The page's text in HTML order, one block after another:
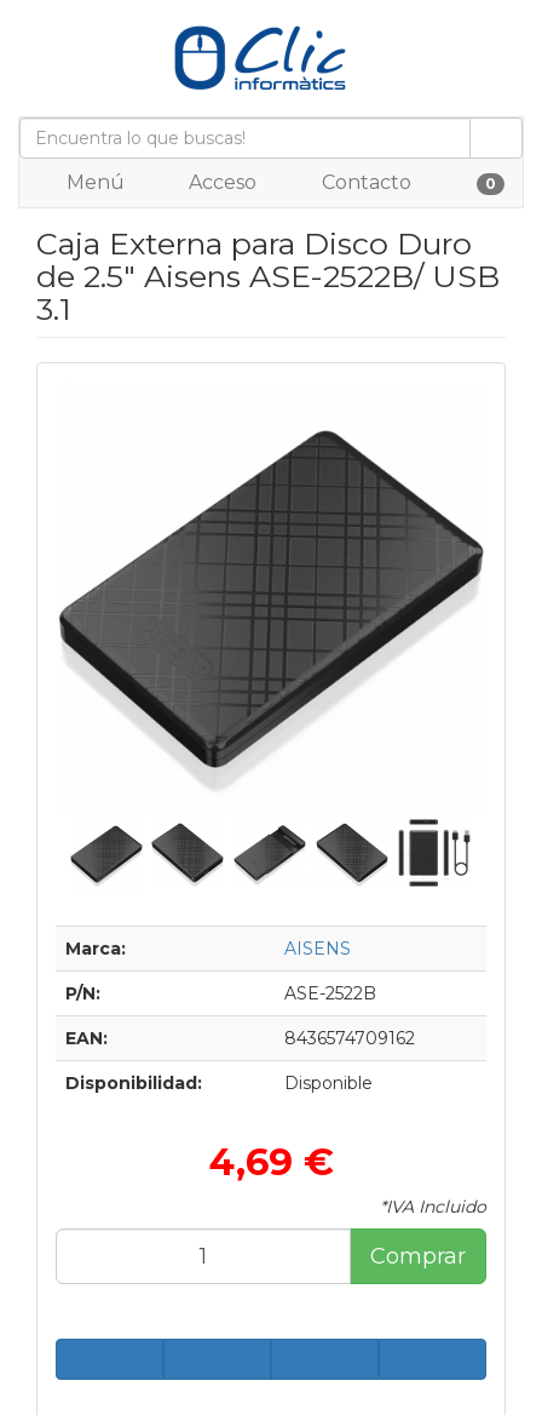
Menú Acceso Contacto 0
Caja Externa para Disco Duro
de 2.5" Aisens ASE-2522B/ USB
3.1
Marca: AISENS
P/N: ASE-2522B
EAN: 8436574709162
Disponibilidad: Disponible
4,69 €
*IVA Incluido
Comprar